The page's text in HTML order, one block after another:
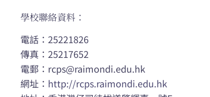
學校聯絡資料：
電話：25221826
傳真：25217652
電郵： rcps@raimondi.edu.hk
網址： http://rcps.raimondi.edu.hk